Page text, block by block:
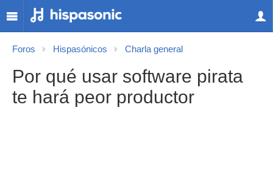
Foros Hispasónicos Charla general
Por qué usar software pirata
te hará peor productor